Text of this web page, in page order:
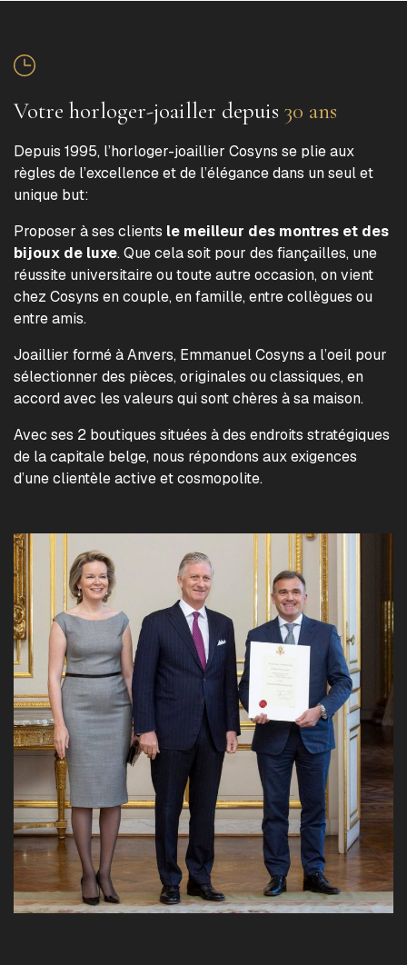
Votre horloger-joailler depuis 30 ans
Depuis 1995, l’horloger-joaillier Cosyns se plie aux
règles de l’excellence et de l’élégance dans un seul et
unique but:
Proposer à ses clients le meilleur des montres et des
bijoux de luxe. Que cela soit pour des fiançailles, une
réussite universitaire ou toute autre occasion, on vient
chez Cosyns en couple, en famille, entre collègues ou
entre amis.
Joaillier formé à Anvers, Emmanuel Cosyns a l’oeil pour
sélectionner des pièces, originales ou classiques, en
accord avec les valeurs qui sont chères à sa maison.
Avec ses 2 boutiques situées à des endroits stratégiques
de la capitale belge, nous répondons aux exigences
d’une clientèle active et cosmopolite.